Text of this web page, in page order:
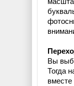
Вы
Тогда